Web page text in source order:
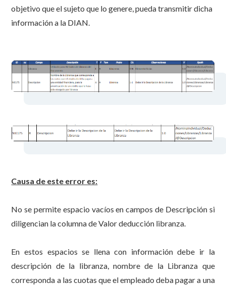
objetivo que el sujeto que lo genere, pueda transmitir dicha
información a la DIAN.
Causa de este error es:
No se permite espacio vacíos en campos de Descripción si
diligencian la columna de Valor deducción libranza.
En estos espacios se llena con información debe ir la
descripción de la libranza, nombre de la Libranza que
corresponda a las cuotas que el empleado deba pagar a una